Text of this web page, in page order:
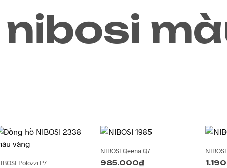
Polozzi P7
NIBOSI Qeena Q7
985.000₫